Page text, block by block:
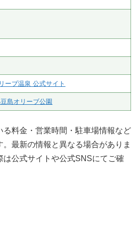
ーブ温泉 公式サイト
島オリーブ公園
料金・営業時間・駐車場情報など
最新の情報と異なる場合がありま
は公式サイトや公式SNSにてご確